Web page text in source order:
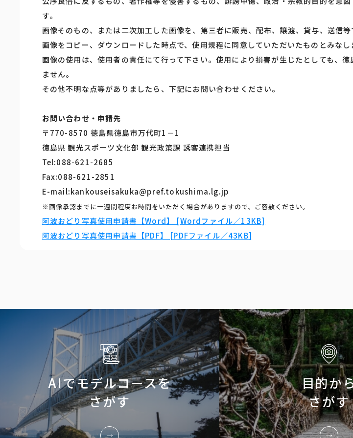
す。
画像そのもの、または二次加工した画像を、第三者に販売、配布、譲渡、貸与、送信
画像をコピー、ダウンロードした時点で、使用規程に同意していただいたものとみなし
画像の使用は、使用者の責任にて行って下さい。使用により損害が生じたとしても、
ません。
その他不明な点等がありましたら、下記にお問い合わせください。
お問い合わせ・申請先
〒770-8570 徳島県徳島市万代町1－1
徳島県 観光スポーツ文化部 観光政策課 誘客連携担当
Tel:088-621-2685
Fax:088-621-2851
E-mail:kankouseisakuka@pref.tokushima.lg.jp
※画像承認までに一週間程度お時間をいただく場合がありますので、ご容赦ください。
阿波おどり写真使用申請書【Word】 [Wordファイル／13KB]
阿波おどり写真使用申請書【PDF】 [PDFファイル／43KB]
AIでモデルコースを
さがす
目的か
さがす